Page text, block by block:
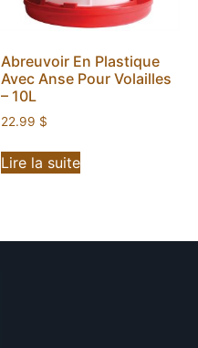
Abreuvoir En Plastique
Avec Anse Pour Volailles
– 10L
22.99 $
Lire la suite